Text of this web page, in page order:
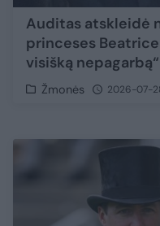
Auditas atskleidė
princeses
visišką nepagarbą“
Žmonės 2026-07-